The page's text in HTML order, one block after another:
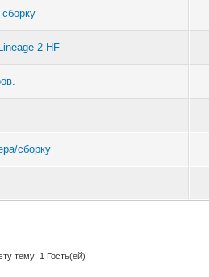
2 HF
сборку
тему: 1 Гость(ей)